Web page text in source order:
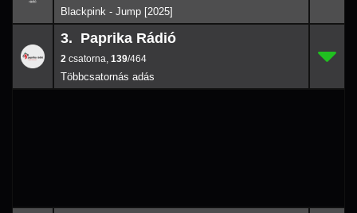
Blackpink - Jump [2025]
3.
3. Paprika Rádió
2 , 139/464 139/ 464